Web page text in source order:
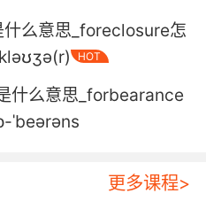
一起抢了银行
starting to feel like?
么了吗?...Ford
么意思_foreclosure怎
HOT
什么意思_forbearance
ˈbeərəns
更多课程>